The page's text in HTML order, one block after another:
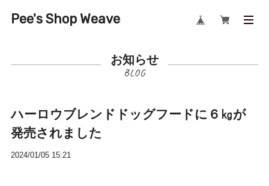
Pee's Shop Weave
お知らせ
ハーロウブレンドドッグフードに６㎏が
発売されました
2024/01/05 15:21